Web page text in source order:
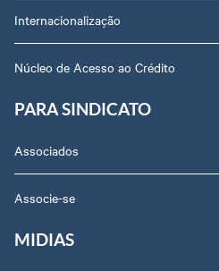
Internacionalização
Núcleo de Acesso ao Crédito
PARA SINDICATO
Associados
Associe-se
MIDIAS